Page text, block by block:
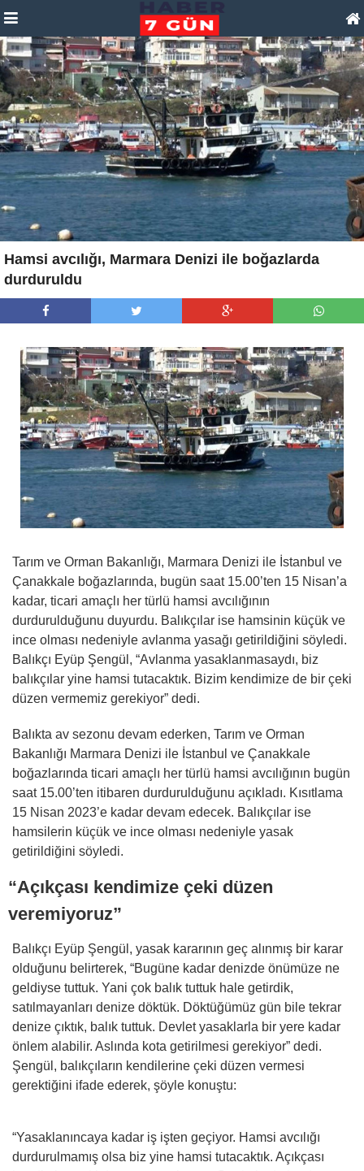
Hamsi avcılığı, Marmara Denizi ile boğazlarda
durduruldu
Tarım ve Orman Bakanlığı, Marmara Denizi ile İstanbul ve
Çanakkale boğazlarında, bugün saat 15.00’ten 15 Nisan’a
kadar, ticari amaçlı her türlü hamsi avcılığının
durdurulduğunu duyurdu. Balıkçılar ise hamsinin küçük ve
ince olması nedeniyle avlanma yasağı getirildiğini söyledi.
Balıkçı Eyüp Şengül, “Avlanma yasaklanmasaydı, biz
balıkçılar yine hamsi tutacaktık. Bizim kendimize de bir çeki
düzen vermemiz gerekiyor” dedi.
Balıkta av sezonu devam ederken, Tarım ve Orman
Bakanlığı Marmara Denizi ile İstanbul ve Çanakkale
boğazlarında ticari amaçlı her türlü hamsi avcılığının bugün
saat 15.00’ten itibaren durdurulduğunu açıkladı. Kısıtlama
15 Nisan 2023’e kadar devam edecek. Balıkçılar ise
hamsilerin küçük ve ince olması nedeniyle yasak
getirildiğini söyledi.
“Açıkçası kendimize çeki düzen
veremiyoruz”
Balıkçı Eyüp Şengül, yasak kararının geç alınmış bir karar
olduğunu belirterek, “Bugüne kadar denizde önümüze ne
geldiyse tuttuk. Yani çok balık tuttuk hale getirdik,
satılmayanları denize döktük. Döktüğümüz gün bile tekrar
denize çıktık, balık tuttuk. Devlet yasaklarla bir yere kadar
önlem alabilir. Aslında kota getirilmesi gerekiyor” dedi.
Şengül, balıkçıların kendilerine çeki düzen vermesi
gerektiğini ifade ederek, şöyle konuştu:
“Yasaklanıncaya kadar iş işten geçiyor. Hamsi avcılığı
durdurulmamış olsa biz yine hamsi tutacaktık. Açıkçası